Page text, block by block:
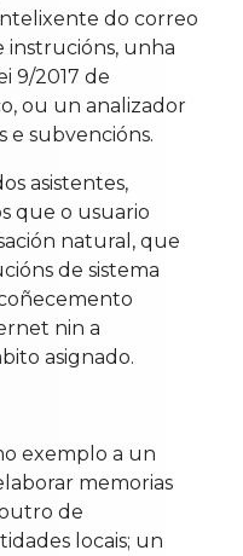
do correo
instrucións, unha
9/2017 de
ou un analizador
e subvencións.
asistentes,
que o usuario
natural, que
de sistema
nin a
asignado.
exemplo a un
memorias
de
locais; un